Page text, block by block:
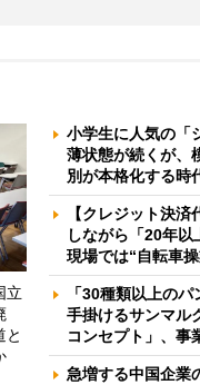
立
小学生に人気の「
薄状態が続くが、
別が本格化する時
【クレジット決
しながら「20年
現場では“自転車
「30種類以上の
手掛けるサンマル
コンセプト」、事
急増する中国企業